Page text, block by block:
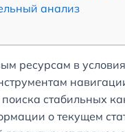
анализ
ресурсам в
стабильных
о текущем